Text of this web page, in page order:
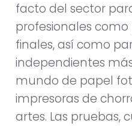
facto del sector
profesionales
finales, así como
independientes
mundo de papel
impresoras de
artes. Las pruebas,